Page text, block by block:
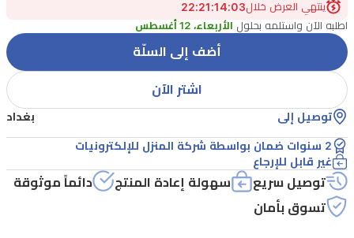
معدني
مقاوم
للصدأ
وتحتوي
على
زجاج
داخلي
قابل
ينتهي العرض خلال03
:
14
:
21
:
21
اطلبه الآن واستلمه بحلول الأربعاء، 12 أغسطس
أضف إلى السلّة
اشتر الآن
توصيل إلى بغداد
2 سنوات ضمان بواسطة شركة المنزل للإلكترونيات
غير قابل للإرجاع
توصيل سريع سهولة إعادة المنتج
دائماً موثوقة
تسوق بأمان